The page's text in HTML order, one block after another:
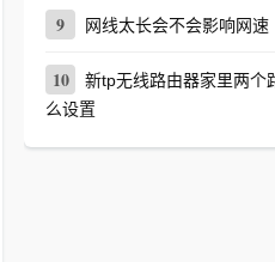
9 网线太长会不会影响网速
10
新tp无线路由器家里两个
么设置